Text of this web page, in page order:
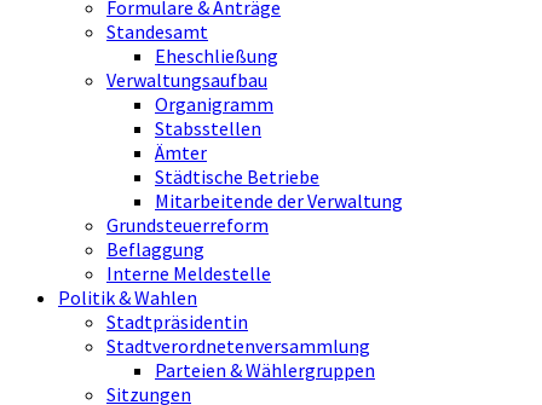
Formulare & Anträge
Standesamt
Eheschließung
Verwaltungsaufbau
Organigramm
Stabsstellen
Ämter
Städtische Betriebe
Mitarbeitende der Verwaltung
Grundsteuerreform
Beflaggung
Interne Meldestelle
Politik & Wahlen
Stadtpräsidentin
Stadtverordnetenversammlung
Parteien & Wählergruppen
Sitzungen